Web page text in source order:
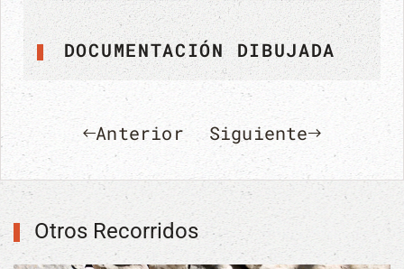
DOCUMENTACIÓN DIBUJADA
Anterior Siguiente
Otros Recorridos